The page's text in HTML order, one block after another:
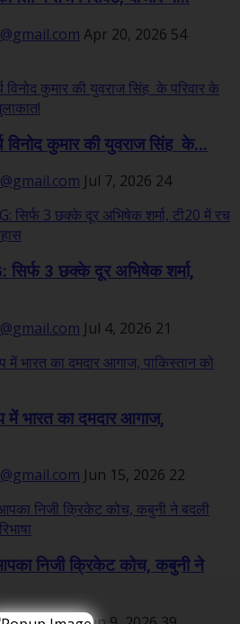
Apr 20, 2026 54
कुमार की युवराज सिंह के...
Jul 7, 2026 24
सिर्फ 3 छक्के दूर अभिषेक शर्मा,
Jul 4, 2026 21
में भारत का दमदार आगाज,
Jun 15, 2026 22
निजी क्रिकेट कोच, कबुनी ने